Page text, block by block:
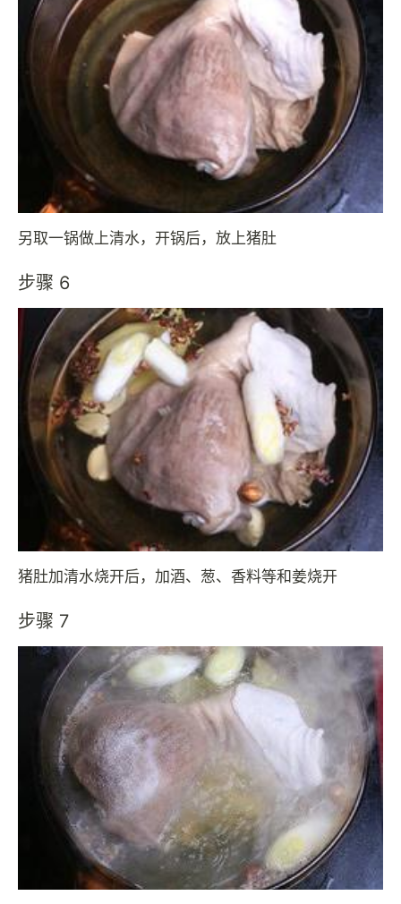
另取一锅做上清水，开锅后，放上猪肚
步骤 6
猪肚加清水烧开后，加酒、葱、香料等和姜烧开
步骤 7